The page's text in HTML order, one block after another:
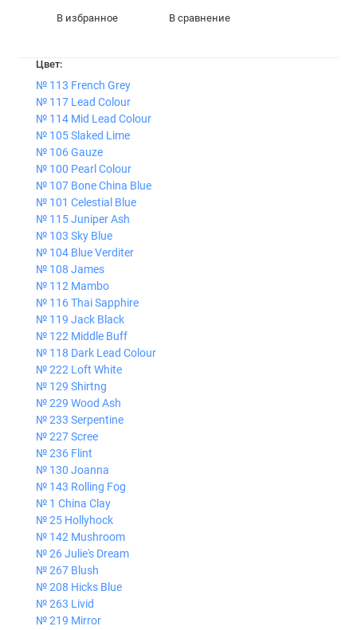
В избранное В сравнение
Цвет:
№ 113 French Grey
№ 117 Lead Colour
№ 114 Mid Lead Colour
№ 105 Slaked Lime
№ 106 Gauze
№ 100 Pearl Colour
№ 107 Bone China Blue
№ 101 Celestial Blue
№ 115 Juniper Ash
№ 103 Sky Blue
№ 104 Blue Verditer
№ 108 James
№ 112 Mambo
№ 116 Thai Sapphire
№ 119 Jack Black
№ 122 Middle Buff
№ 118 Dark Lead Colour
№ 222 Loft White
№ 129 Shirtng
№ 229 Wood Ash
№ 233 Serpentine
№ 227 Scree
№ 236 Flint
№ 130 Joanna
№ 143 Rolling Fog
№ 1 China Clay
№ 25 Hollyhock
№ 142 Mushroom
№ 26 Julie's Dream
№ 267 Blush
№ 208 Hicks Blue
№ 263 Livid
№ 219 Mirror